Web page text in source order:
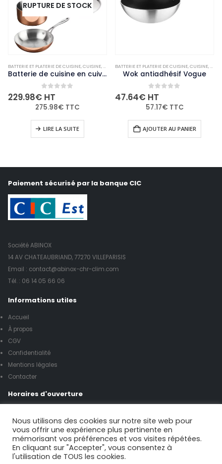
ET CASSEROLES, NON-PALETTISABLE
RUPTURE DE STOCK
BATTERIE ET PLATERIE DE CUISINE,CUISINE,NON-PALETTISABLE
Batterie de cuisine en cuivre triple parois 3 pièces Vogue Cook Like A Pro
0out of 5
229.98€ HT
275.98€ TTC
LIRE LA SUITE
BATTERIE ET PLATERIE DE CUISINE,CUISINE,
Wok antiadhésif Vogue
0out of 5
47.64€ HT
57.17€ TTC
AJOUTER AU PANIER
Paiement sécurisé par la banque CIC
Société ABINOX
14 AV CHATEAUBRIAND, 77270 VILLEPARISIS
Email : contact@abinox-chr-clim.com
Tél. : 06 14 05 66 06
Informations utiles
Accueil
À propos
CGV
Confidentialité
Mentions légales
Contacter
Horaires d'ouverture
Samedi de 9h00 à 12h00
Nous utilisons des cookies sur notre site web pour
vous offrir une expérience plus pertinente en
mémorisant vos préférences et vos visites répétées.
En cliquant sur "Accepter", vous consentez à
l'utilisation de TOUS les cookies.